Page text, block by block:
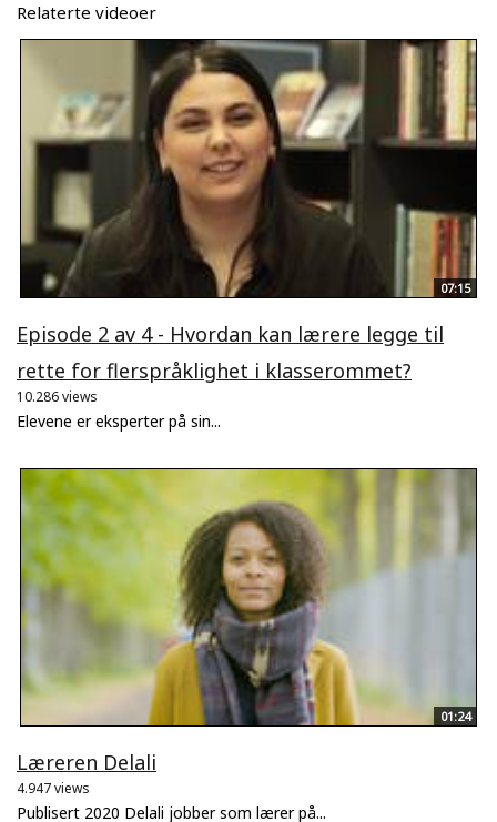
Relaterte videoer
07:15
Episode 2 av 4 - Hvordan kan lærere legge til
rette for flerspråklighet i klasserommet?
10.286 views
Elevene er eksperter på sin...
01:24
Læreren Delali
4.947 views
Publisert 2020 Delali jobber som lærer på...